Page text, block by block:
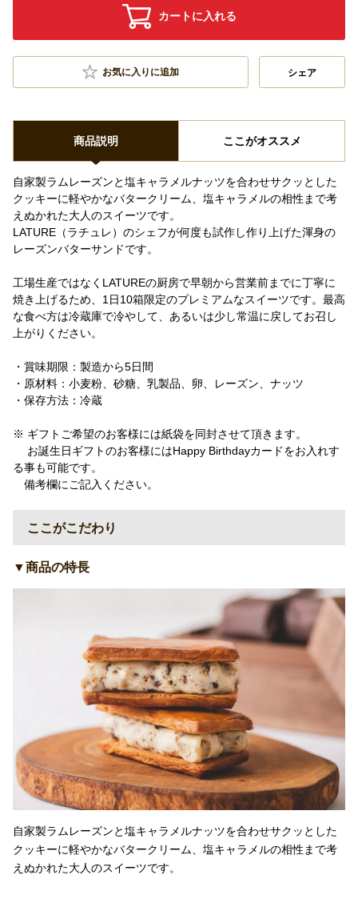
カートに入れる
お気に入りに追加 シェア
商品説明 ここがオススメ
自家製ラムレーズンと塩キャラメルナッツを合わせサクッとした
クッキーに軽やかなバタークリーム、塩キャラメルの相性まで考
えぬかれた大人のスイーツです。
LATURE（ラチュレ）のシェフが何度も試作し作り上げた渾身の
レーズンバターサンドです。
工場生産ではなくLATUREの厨房で早朝から営業前までに丁寧に
焼き上げるため、1日10箱限定のプレミアムなスイーツです。最高
な食べ方は冷蔵庫で冷やして、あるいは少し常温に戻してお召し
上がりください。
・賞味期限：製造から5日間
・原材料：小麦粉、砂糖、乳製品、卵、レーズン、ナッツ
・保存方法：冷蔵
※ ギフトご希望のお客様には紙袋を同封させて頂きます。
お誕生日ギフトのお客様にはHappy Birthdayカードをお入れす
る事も可能です。
備考欄にご記入ください。
ここがこだわり
▼商品の特長
自家製ラムレーズンと塩キャラメルナッツを合わせサクッとした
クッキーに軽やかなバタークリーム、塩キャラメルの相性まで考
えぬかれた大人のスイーツです。